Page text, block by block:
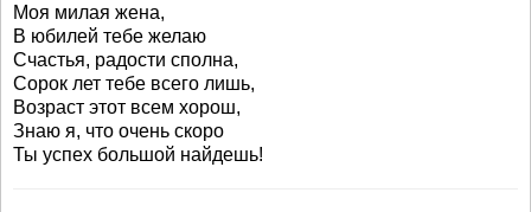
Моя милая жена,
В юбилей тебе желаю
Счастья, радости сполна,
Сорок лет тебе всего лишь,
Возраст этот всем хорош,
Знаю я, что очень скоро
Ты успех большой найдешь!